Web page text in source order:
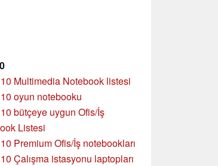
Multimedia Notebook listesi
oyun notebooku
bütçeye uygun Ofis/İş
Listesi
Premium Ofis/İş notebookları
Çalışma istasyonu laptopları